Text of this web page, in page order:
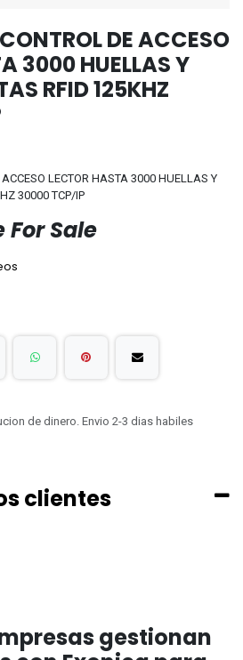
DE ACCESO
3000 HUELLAS Y
RFID 125KHZ
LECTOR HASTA 3000 HUELLAS Y
30000 TCP/IP
Sale
de dinero. Envio 2-3 dias habiles
clientes
gestionan